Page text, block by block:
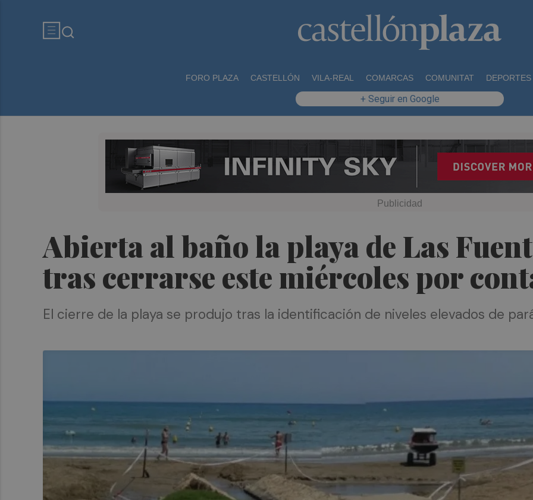
FORO PLAZA CASTELLÓN VILA-REAL COMARCAS COMUNITAT DEPORTES
+ Seguir en Google
Abierta al baño la playa de Las
tras cerrarse este miércoles por
El cierre de la playa se produjo tras la identificación de niveles elevados de